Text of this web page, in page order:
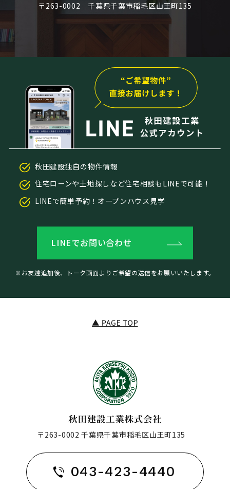
〒263-0002 千葉県千葉市稲毛区山王町135
秋田建設独自の物件情報
住宅ローンや土地探しなど住宅相談もLINEで可能！
LINEで簡単予約！オープンハウス見学
LINEでお問い合わせ
※お友達追加後、トーク画面よりご希望の送信をお願いいたします。
〒263-0002 千葉県千葉市稲毛区山王町135
043-423-4440